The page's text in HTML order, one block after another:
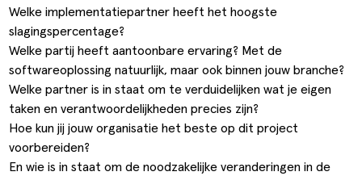
Welke implementatiepartner heeft het hoogste
slagingspercentage?
Welke partij heeft aantoonbare ervaring? Met de
softwareoplossing natuurlijk, maar ook binnen jouw branche?
Welke partner is in staat om te verduidelijken wat je eigen
taken en verantwoordelijkheden precies zijn?
Hoe kun jij jouw organisatie het beste op dit project
voorbereiden?
En wie is in staat om de noodzakelijke veranderingen in de